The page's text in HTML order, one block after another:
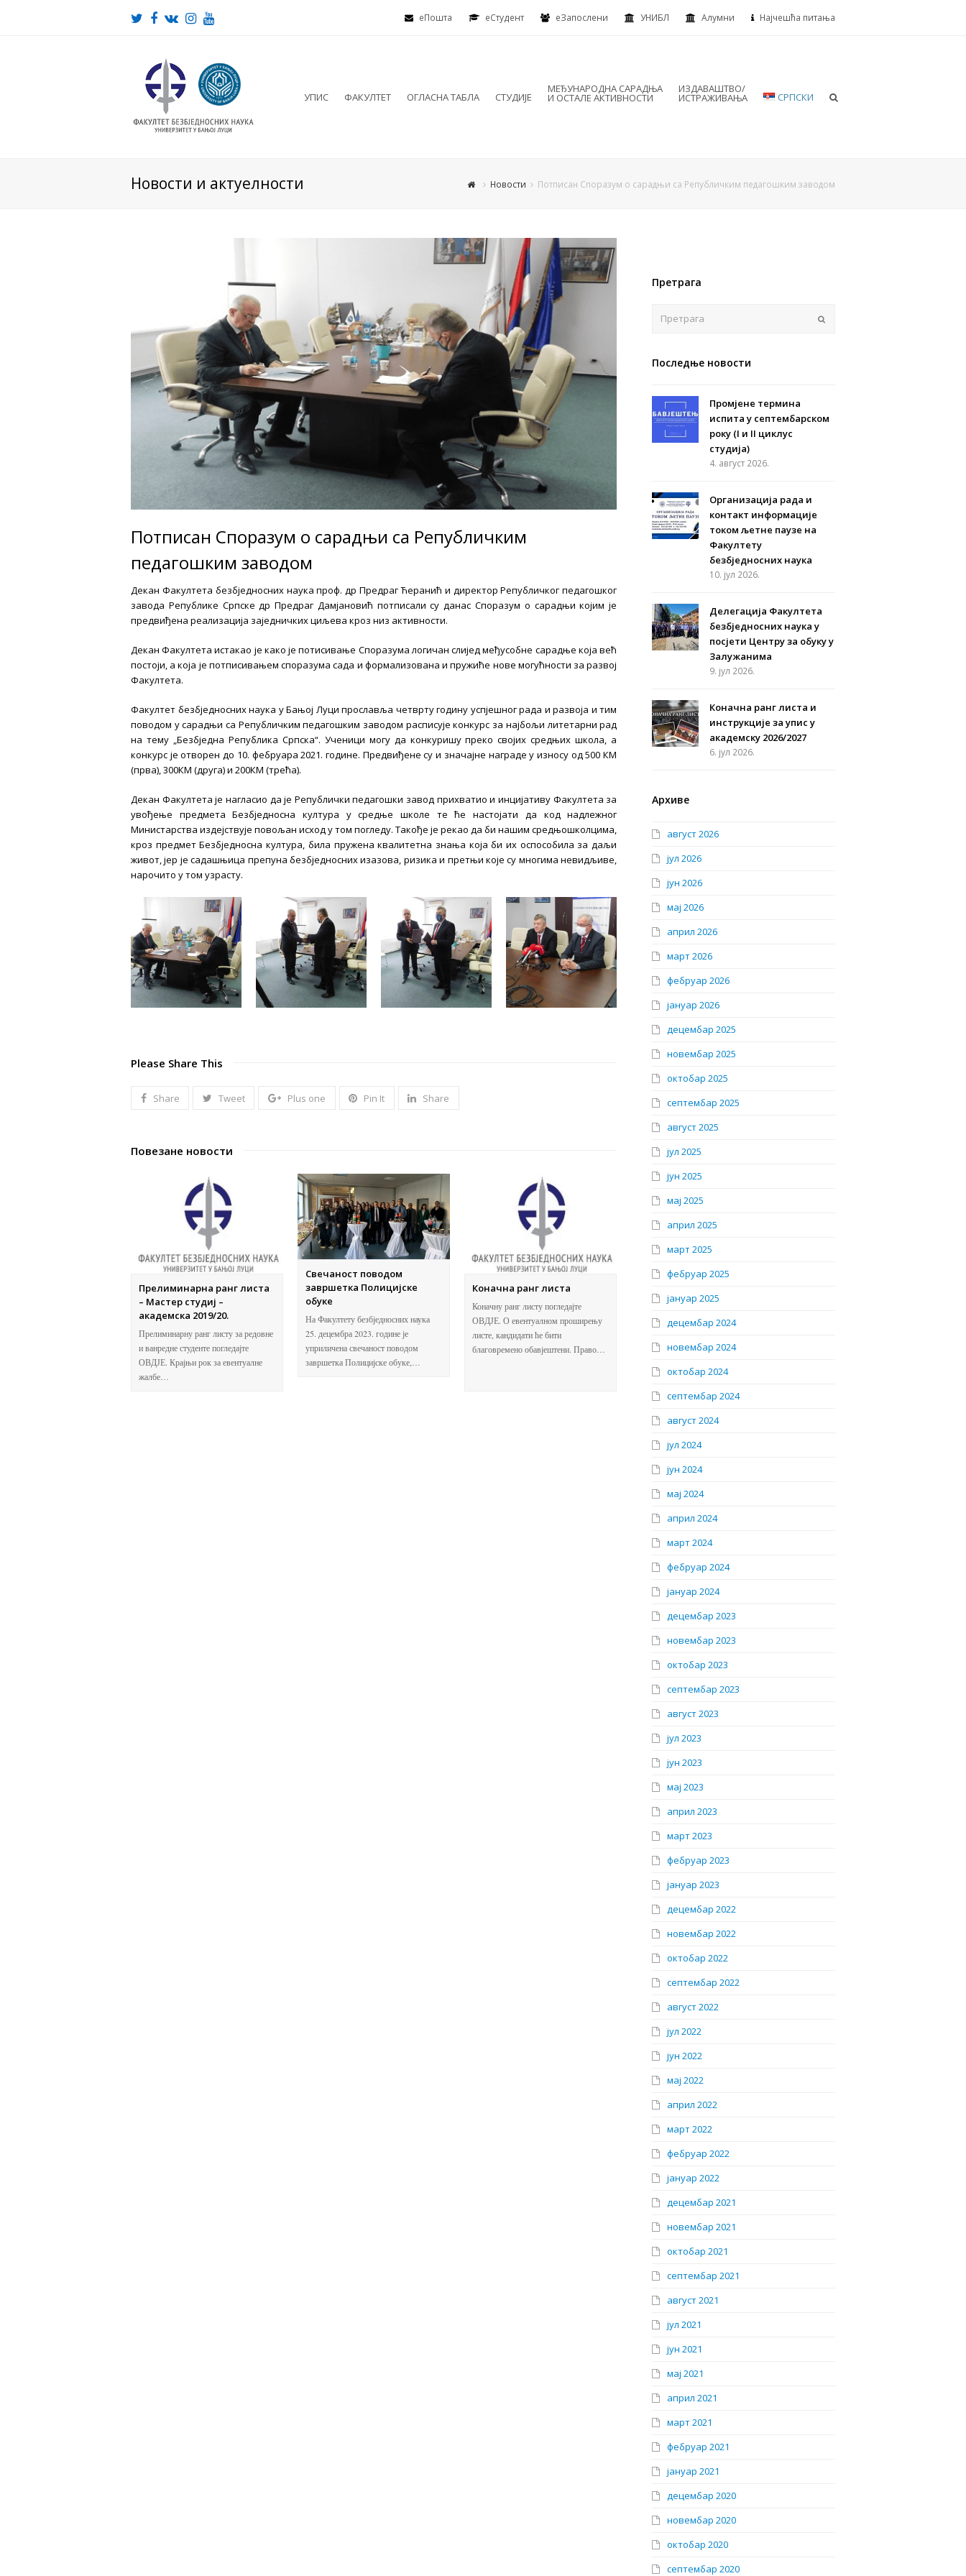
еПошта eСтудент еЗапослени УНИБЛ Алумни Најчешћа питања
Twitter
Facebook
VKInstagram
Youtube
УПИС ФАКУЛТЕТ ОГЛАСНА ТАБЛА СТУДИЈЕ
МЕЂУНАРОДНА САРАДЊА
И ОСТАЛЕ АКТИВНОСТИ
ИЗДАВАШТВО/
ИСТРАЖИВАЊА СРПСКИ
Новости и актуелности Новости Потписан Споразум о сарадњи са Републичким педагошким заводом
Потписан Споразум о сарадњи са Републичким
педагошким заводом
Декан Факултета безбједносних наука проф. др Предраг Ћеранић и директор Републичког педагошког
завода Републике Српске др Предраг Дамјановић потписали су данас Споразум о сарадњи којим је
предвиђена реализација заједничких циљева кроз низ активности.
Декан Факултета истакао је како је потисивање Споразума логичан слијед међусобне сарадње која већ
постоји, а која је потписивањем споразума сада и формализована и пружиће нове могућности за развој
Факултета.
Факултет безбједносних наука у Бањој Луци прославља четврту годину успјешног рада и развоја и тим
поводом у сарадњи са Републичким педагошким заводом расписује конкурс за најбољи литетарни рад
на тему „Безбједна Република Српска“. Ученици могу да конкуришу преко својих средњих школа, а
конкурс је отворен до 10. фебруара 2021. године. Предвиђене су и значајне награде у износу од 500 КМ
(прва), 300КМ (друга) и 200КМ (трећа).
Декан Факултета је нагласио да је Републички педагошки завод прихватио и инцијативу Факултета за
увођење предмета Безбједносна култура у средње школе те ће настојати да код надлежног
Министарства издејствује повољан исход у том погледу. Такође је рекао да би нашим средњошколцима,
кроз предмет Безбједносна култура, била пружена квалитетна знања која би их оспособила за даљи
живот, јер је садашњица препуна безбједносних изазова, ризика и претњи које су многима невидљиве,
нарочито у том узрасту.
Please Share This
Share Tweet Plus one Pin It Share
Повезане новости
Прелиминарна ранг листа
– Мастер студиј –
академска 2019/20.
Прелиминарну ранг листу за редовне
и ванредне студенте погледајте
ОВДЈЕ. Крајњи рок за евентуалне
жалбе…
Свечаност поводом
завршетка Полицијске
обуке
На Факултету безбједносних наука
25. децембра 2023. године је
уприличена свечаност поводом
завршетка Полицијске обуке,…
Коначна ранг листа
Коначну ранг листу погледајте
ОВДЈЕ. О евентуалном проширењу
листе, кандидати ће бити
благовремено обавјештени. Право…
Претрага
Последње новости
Промјене термина
испита у септембарском
року (I и II циклус
студија)
4. август 2026.
Организација рада и
контакт информације
током љетне паузе на
Факултету
безбједносних наука
10. јул 2026.
Делегација Факултета
безбједносних наука у
посјети Центру за обуку у
Залужанима
9. јул 2026.
Коначна ранг листа и
инструкције за упис у
академску 2026/2027
6. јул 2026.
Архиве
август 2026
јул 2026
јун 2026
мај 2026
април 2026
март 2026
фебруар 2026
јануар 2026
децембар 2025
новембар 2025
октобар 2025
септембар 2025
август 2025
јул 2025
јун 2025
мај 2025
април 2025
март 2025
фебруар 2025
јануар 2025
децембар 2024
новембар 2024
октобар 2024
септембар 2024
август 2024
јул 2024
јун 2024
мај 2024
април 2024
март 2024
фебруар 2024
јануар 2024
децембар 2023
новембар 2023
октобар 2023
септембар 2023
август 2023
јул 2023
јун 2023
мај 2023
април 2023
март 2023
фебруар 2023
јануар 2023
децембар 2022
новембар 2022
октобар 2022
септембар 2022
август 2022
јул 2022
јун 2022
мај 2022
април 2022
март 2022
фебруар 2022
јануар 2022
децембар 2021
новембар 2021
октобар 2021
септембар 2021
август 2021
јул 2021
јун 2021
мај 2021
април 2021
март 2021
фебруар 2021
јануар 2021
децембар 2020
новембар 2020
октобар 2020
септембар 2020